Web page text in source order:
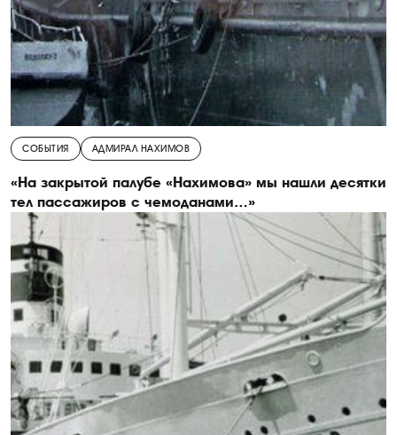
СОБЫТИЯ АДМИРАЛ НАХИМОВ
«На закрытой палубе «Нахимова» мы нашли десятки
тел пассажиров с чемоданами…»